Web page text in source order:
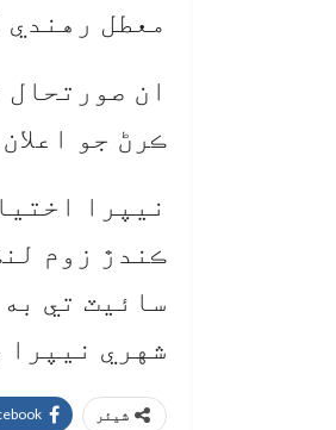
معطل
ان
ڪرڻ جو
نيپرا
ڪندڙ زوم
سائيٽ تي
شهري نيپرا
شیئر